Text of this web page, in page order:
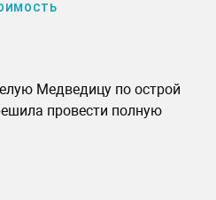
Медведицу по острой
провести полную